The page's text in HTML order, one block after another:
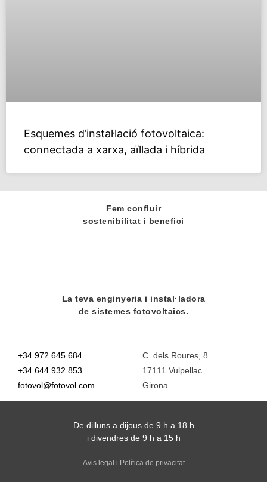
Esquemes d’instal·lació fotovoltaica:
connectada a xarxa, aïllada i híbrida
Fem confluir
sostenibilitat i benefici
La teva enginyeria i instal·ladora
de sistemes fotovoltaics.
+34 972 645 684
+34 644 932 853
fotovol@fotovol.com
C. dels Roures, 8
17111 Vulpellac
Girona
De dilluns a dijous de 9 h a 18 h
i divendres de 9 h a 15 h
Avis legal i Política de privacitat